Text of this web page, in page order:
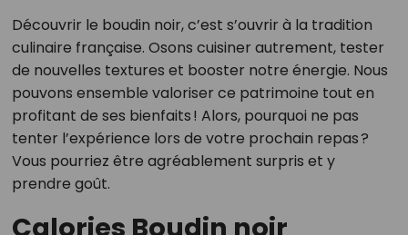
Découvrir le boudin noir, c’est s’ouvrir à la tradition
culinaire française. Osons cuisiner autrement, tester
de nouvelles textures et booster notre énergie. Nous
pouvons ensemble valoriser ce patrimoine tout en
profitant de ses bienfaits ! Alors, pourquoi ne pas
tenter l’expérience lors de votre prochain repas ?
Vous pourriez être agréablement surpris et y
prendre goût.